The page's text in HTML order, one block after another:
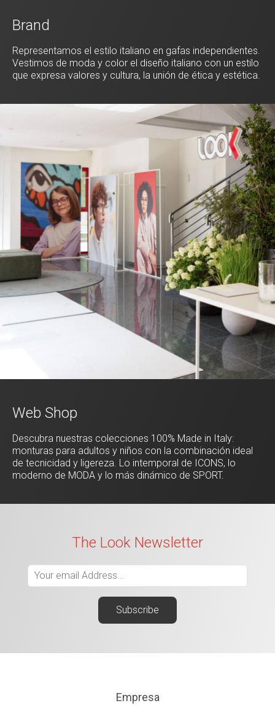
Brand
Representamos el estilo italiano en gafas independientes.
Vestimos de moda y color el diseño italiano con un estilo
que expresa valores y cultura, la unión de ética y estética.
Web Shop
Descubra nuestras colecciones 100% Made in Italy:
monturas para adultos y niños con la combinación ideal
de tecnicidad y ligereza. Lo intemporal de ICONS, lo
moderno de MODA y lo más dinámico de SPORT.
The Look Newsletter
Empresa